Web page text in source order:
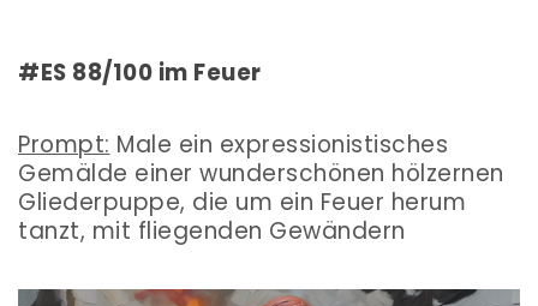
#ES 88/100 im Feuer
Prompt: Male ein expressionistisches
Gemälde einer wunderschönen hölzernen
Gliederpuppe, die um ein Feuer herum
tanzt, mit fliegenden Gewändern